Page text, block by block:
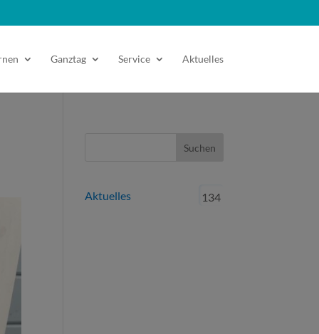
Ganztag Service Aktuelles
Aktuelles 134